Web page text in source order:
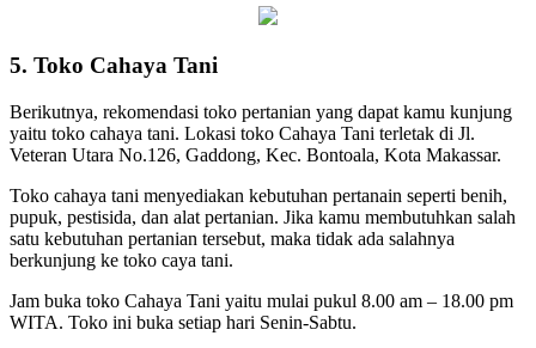
5. Toko Cahaya Tani
Berikutnya, rekomendasi toko pertanian yang dapat kamu kunjung
yaitu toko cahaya tani. Lokasi toko Cahaya Tani terletak di Jl.
Veteran Utara No.126, Gaddong, Kec. Bontoala, Kota Makassar.
Toko cahaya tani menyediakan kebutuhan pertanain seperti benih,
pupuk, pestisida, dan alat pertanian. Jika kamu membutuhkan salah
satu kebutuhan pertanian tersebut, maka tidak ada salahnya
berkunjung ke toko caya tani.
Jam buka toko Cahaya Tani yaitu mulai pukul 8.00 am – 18.00 pm
WITA. Toko ini buka setiap hari Senin-Sabtu.